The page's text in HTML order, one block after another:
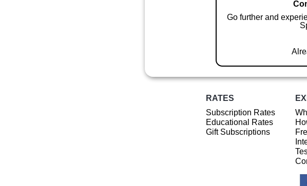
Go further and
RATES
Subscription Rates
Educational Rates
Gift Subscriptions